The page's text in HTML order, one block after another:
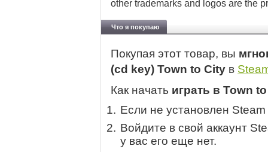
other trademarks and logos are the
Что я покупаю
Покупая этот товар, вы
(cd key) Town to City в
Как начать играть в Town
Если не установлен
Войдите в свой аккаунт
у вас его еще нет.